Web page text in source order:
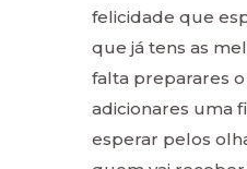
felicidade que
que já tens as
falta preparares
adicionares uma
esperar pelos